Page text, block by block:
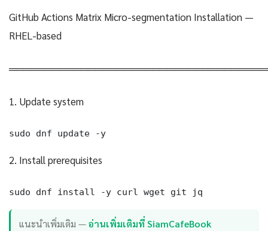
GitHub Actions Matrix Micro-segmentation Installation —
RHEL-based
1. Update system
sudo dnf update -y
2. Install prerequisites
sudo dnf install -y curl wget git jq
แนะนำเพิ่มเติม —อ่านเพิ่มเติมที่ SiamCafeBook